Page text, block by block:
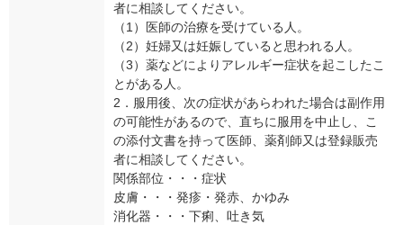
者に相談してください。
（1）医師の治療を受けている人。
（2）妊婦又は妊娠していると思われる人。
（3）薬などによりアレルギー症状を起こしたこ
とがある人。
2．服用後、次の症状があらわれた場合は副作用
の可能性があるので、直ちに服用を中止し、こ
の添付文書を持って医師、薬剤師又は登録販売
者に相談してください。
関係部位・・・症状
皮膚・・・発疹・発赤、かゆみ
消化器・・・下痢、吐き気